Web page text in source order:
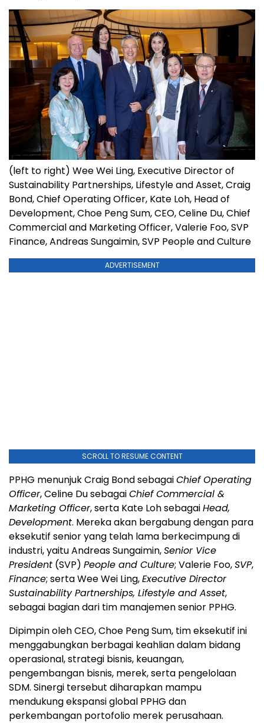
(left to right) Wee Wei Ling, Executive Director of
Sustainability Partnerships, Lifestyle and Asset, Craig
Bond, Chief Operating Officer, Kate Loh, Head of
Development, Choe Peng Sum, CEO, Celine Du, Chief
Commercial and Marketing Officer, Valerie Foo, SVP
Finance, Andreas Sungaimin, SVP People and Culture
ADVERTISEMENT
SCROLL TO RESUME CONTENT
PPHG menunjuk Craig Bond sebagaiChief Operating
Officer, Celine Du sebagaiChief Commercial &
Marketing Officer, serta Kate Loh sebagaiHead,
Development. Mereka akan bergabung dengan para
eksekutif senior yang telah lama berkecimpung di
industri, yaitu Andreas Sungaimin,Senior Vice
President (SVP) People and Culture; Valerie Foo,SVP,
Finance; serta Wee Wei Ling,Executive Director
Sustainability Partnerships, Lifestyle and Asset,
sebagai bagian dari tim manajemen senior PPHG.
Dipimpin oleh CEO, Choe Peng Sum, tim eksekutif ini
menggabungkan berbagai keahlian dalam bidang
operasional, strategi bisnis, keuangan,
pengembangan bisnis, merek, serta pengelolaan
SDM. Sinergi tersebut diharapkan mampu
mendukung ekspansi global PPHG dan
perkembangan portofolio merek perusahaan.